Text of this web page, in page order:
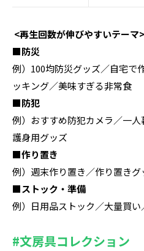
<再生回数が伸びやすいテーマ>
■防災
例）100均防災グッズ／自宅で
ッキング／美味すぎる非常食
■防犯
例）おすすめ防犯カメラ／一
護身用グッズ
■作り置き
例）週末作り置き／作り置き
■ストック・準備
例）日用品ストック／大量買
#文房具コレクション